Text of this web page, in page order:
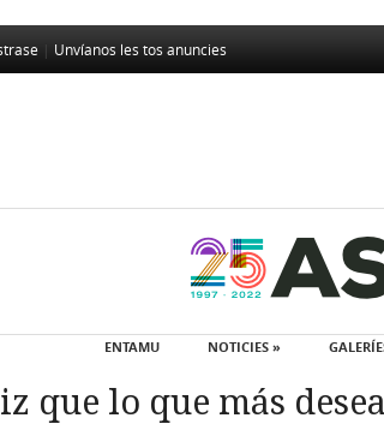
Unvíanos les tos anuncies
ENTAMU NOTICIES »
que lo que más